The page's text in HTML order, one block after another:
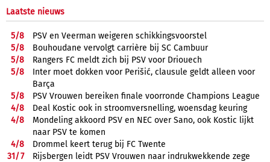
Laatste nieuws
5/8
PSV en Veerman weigeren schikkingsvoorstel
5/8
Bouhoudane vervolgt carrière bij SC Cambuur
5/8
Rangers FC meldt zich bij PSV voor Driouech
5/8
Inter moet dokken voor Perišić, clausule geldt alleen voor
Barça
5/8
PSV Vrouwen bereiken finale voorronde Champions League
4/8
Deal Kostic ook in stroomversnelling, woensdag keuring
4/8
Mondeling akkoord PSV en NEC over Sano, ook Kostic lijkt
naar PSV te komen
4/8
Drommel keert terug bij FC Twente
31/7
Rijsbergen leidt PSV Vrouwen naar indrukwekkende zege